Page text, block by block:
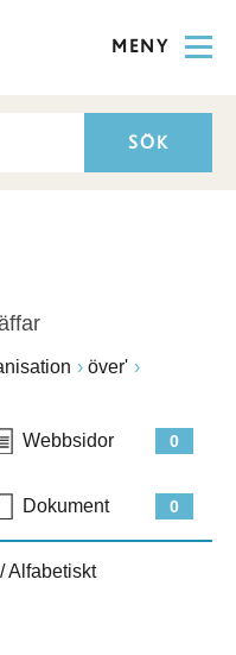
MENY
över'
0
Webbsidor
0
Dokument
/Alfabetiskt